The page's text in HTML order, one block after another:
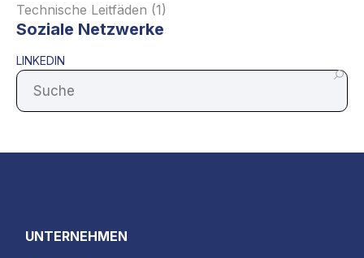
Technische Leitfäden (1)
Soziale Netzwerke
LINKEDIN
UNTERNEHMEN